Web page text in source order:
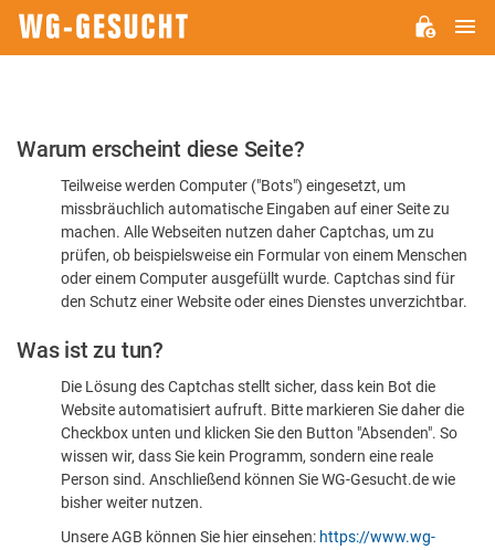
Bitte
dass
sind
Warum erscheint diese Seite?
Teilweise werden Computer ("Bots") eingesetzt, um
missbräuchlich automatische Eingaben auf einer Seite zu
machen. Alle Webseiten nutzen daher Captchas, um zu
prüfen, ob beispielsweise ein Formular von einem Menschen
oder einem Computer ausgefüllt wurde. Captchas sind für
den Schutz einer Website oder eines Dienstes unverzichtbar.
Was ist zu tun?
Die Lösung des Captchas stellt sicher, dass kein Bot die
Website automatisiert aufruft. Bitte markieren Sie daher die
Checkbox unten und klicken Sie den Button "Absenden". So
wissen wir, dass Sie kein Programm, sondern eine reale
Person sind. Anschließend können Sie WG-Gesucht.de wie
bisher weiter nutzen.
Unsere AGB können Sie hier einsehen: https://www.wg-